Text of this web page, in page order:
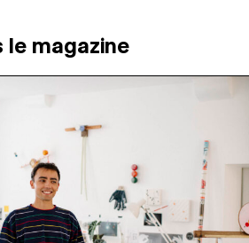
ARTISTIQUE ↓
le magazine